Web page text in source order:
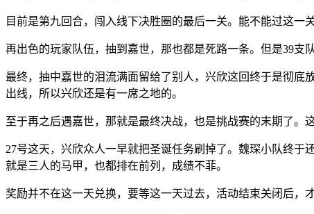
目前是第九回合，闯入线下决胜圈的最后一关。能不能过这一
再出色的玩家队伍，抽到嘉世，那也都是死路一条。但是39支
最终，抽中嘉世的泪流满面留给了别人，兴欣这回终于是彻底
出线，所以兴欣还是有一席之地的。
至于再之后遇嘉世，那就是最终决战，也是挑战赛的末期了。
27号这天，兴欣众人一早就把圣诞任务刷掉了。魏琛小队终
就是三人的马甲，也都排在前列，成绩不菲。
奖励并不在这一天兑换，要等这一天过去，活动结束关闭后，